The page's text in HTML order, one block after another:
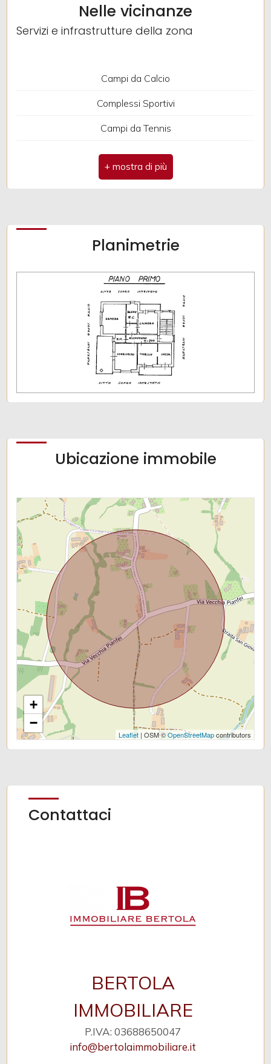
Impianto Telefonico
Nelle vicinanze
Servizi e infrastrutture della zona
Campi da Calcio
Complessi Sportivi
Campi da Tennis
Trasporti Pubblici
Planimetrie
Ubicazione immobile
+
−
Leaflet| OSM ©OpenStreetMapcontributors
Contattaci
BERTOLA
IMMOBILIARE
P.IVA: 03688650047
info@bertolaimmobiliare.it
Giardino